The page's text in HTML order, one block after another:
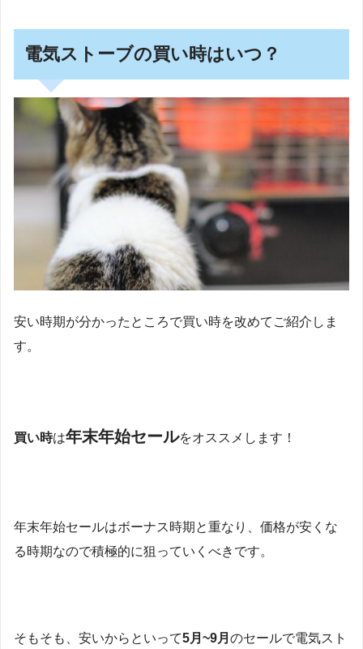
電気ストーブの買い時はいつ？
安い時期が分かったところで買い時を改めてご紹介しま
す。
買い時は年末年始セールをオススメします！
年末年始セールはボーナス時期と重なり、価格が安くな
る時期なので積極的に狙っていくべきです。
そもそも、安いからといって5月~9月 のセールで電気スト